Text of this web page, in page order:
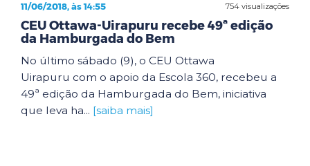
754 visualizações
11/06/2018, às 14:55
CEU Ottawa-Uirapuru recebe 49ª edição
da Hamburgada do Bem
No último sábado (9), o CEU Ottawa
Uirapuru com o apoio da Escola 360, recebeu a
49ª edição da Hamburgada do Bem, iniciativa
que leva ha... [saiba mais]